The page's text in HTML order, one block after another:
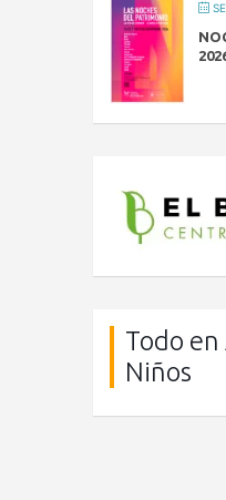
Todo en
Niños